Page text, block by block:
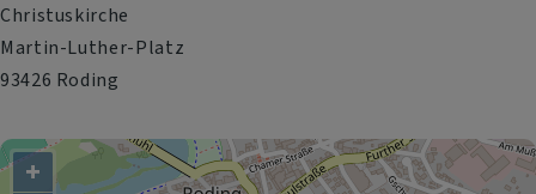
Christuskirche
Martin-Luther-Platz
93426 Roding
+